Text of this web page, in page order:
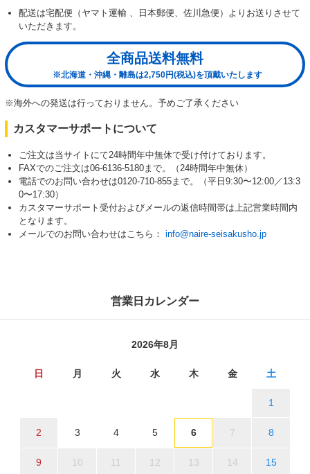
配送は宅配便（ヤマト運輸 、日本郵便、佐川急便）よりお送りさせて
いただきます。
全商品送料無料
※北海道・沖縄・離島は2,750円(税込)を頂戴いたします
※海外への発送は行っておりません。予めご了承ください
カスタマーサポートについて
ご注文は当サイトにて24時間年中無休で受け付けております。
FAXでのご注文は06-6136-5180まで。（24時間年中無休）
電話でのお問い合わせは0120-710-855まで。（平日9:30〜12:00／13:3
0〜17:30）
カスタマーサポート受付およびメールの返信時間帯は上記営業時間内
となります。
メールでのお問い合わせはこちら： info@naire-seisakusho.jp
営業日カレンダー
2026年8月
日 月 火 水 木 金 土
1
2 3 4 5 6 7 8
9 10 11 12 13 14 15